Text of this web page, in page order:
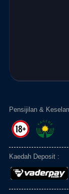
Pensijilan &
Kaedah Deposit :